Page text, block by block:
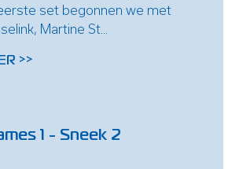
set begonnen we met
Martine St...
>>
1 - Sneek 2